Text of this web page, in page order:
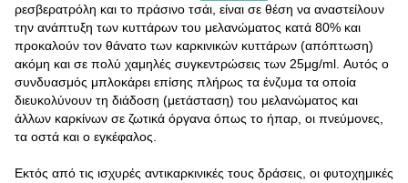
ρεσβερατρόλη και το πράσινο τσάι, είναι σε θέση να αναστείλουν
την ανάπτυξη των κυττάρων του μελανώματος κατά 80% και
προκαλούν τον θάνατο των καρκινικών κυττάρων (απόπτωση)
ακόμη και σε πολύ χαμηλές συγκεντρώσεις των 25μg/ml. Αυτός ο
συνδυασμός μπλοκάρει επίσης πλήρως τα ένζυμα τα οποία
διευκολύνουν τη διάδοση (μετάσταση) του μελανώματος και
άλλων καρκίνων σε ζωτικά όργανα όπως το ήπαρ, οι πνεύμονες,
τα οστά και ο εγκέφαλος.
Εκτός από τις ισχυρές αντικαρκινικές τους δράσεις, οι φυτοχημικές